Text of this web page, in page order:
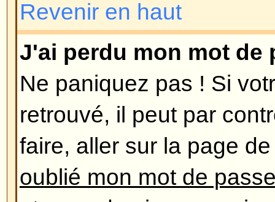
contacter l'administrateur du
Revenir en haut
Je me suis enregistré dans le
plus me connecter ?!
Les raisons les plus probables
vous avez entré un nom
incorrect (vérifiez l'e-mail qui
lorsque vous vous êtes